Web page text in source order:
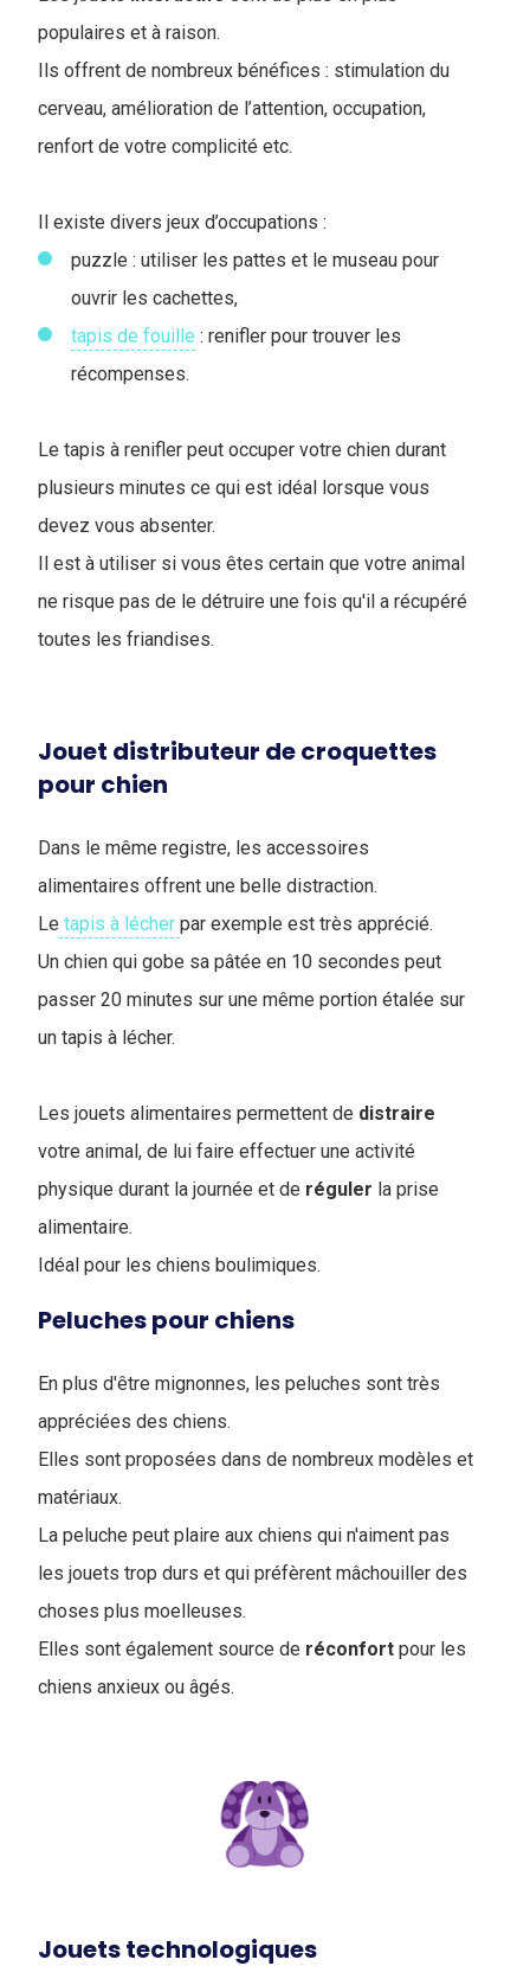
populaires et à raison.
Ils offrent de nombreux bénéfices : stimulation du
cerveau, amélioration de l’attention, occupation,
renfort de votre complicité etc.
Il existe divers jeux d’occupations :
puzzle : utiliser les pattes et le museau pour
ouvrir les cachettes,
tapis de fouille : renifler pour trouver les
récompenses.
Le tapis à renifler peut occuper votre chien durant
plusieurs minutes ce qui est idéal lorsque vous
devez vous absenter.
l est à utiliser si vous êtes certain que votre animal
ne risque pas de le détruire une fois qu'il a récupéré
toutes les friandises.
Jouet distributeur de croquettes
pour chien
Dans le même registre, les accessoires
alimentaires offrent une belle distraction.
Le tapis à lécher par exemple est très apprécié.
Un chien qui gobe sa pâtée en 10 secondes peut
passer 20 minutes sur une même portion étalée sur
un tapis à lécher.
Les jouets alimentaires permettent de distraire
votre animal, de lui faire effectuer une activité
physique durant la journée et de réguler la prise
alimentaire.
Idéal pour les chiens boulimiques.
Peluches pour chiens
En plus d'être mignonnes, les peluches sont très
appréciées des chiens.
Elles sont proposées dans de nombreux modèles et
matériaux.
La peluche peut plaire aux chiens qui n'aiment pas
les jouets trop durs et qui préfèrent mâchouiller des
choses plus moelleuses.
Elles sont également source de réconfort pour les
chiens anxieux ou âgés.
Jouets technologiques